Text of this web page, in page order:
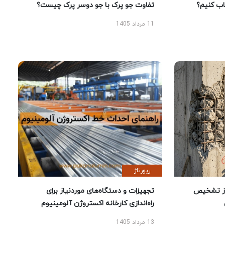
کنیم؟ تفاوت جو پرک با جو دوسر پرک چیست؟
تشخیص
رپورتاژ
تجهیزات و دستگاه‌های موردنیاز برای
راه‌اندازی کارخانه اکستروژن آلومینیوم
13 مرداد 1405